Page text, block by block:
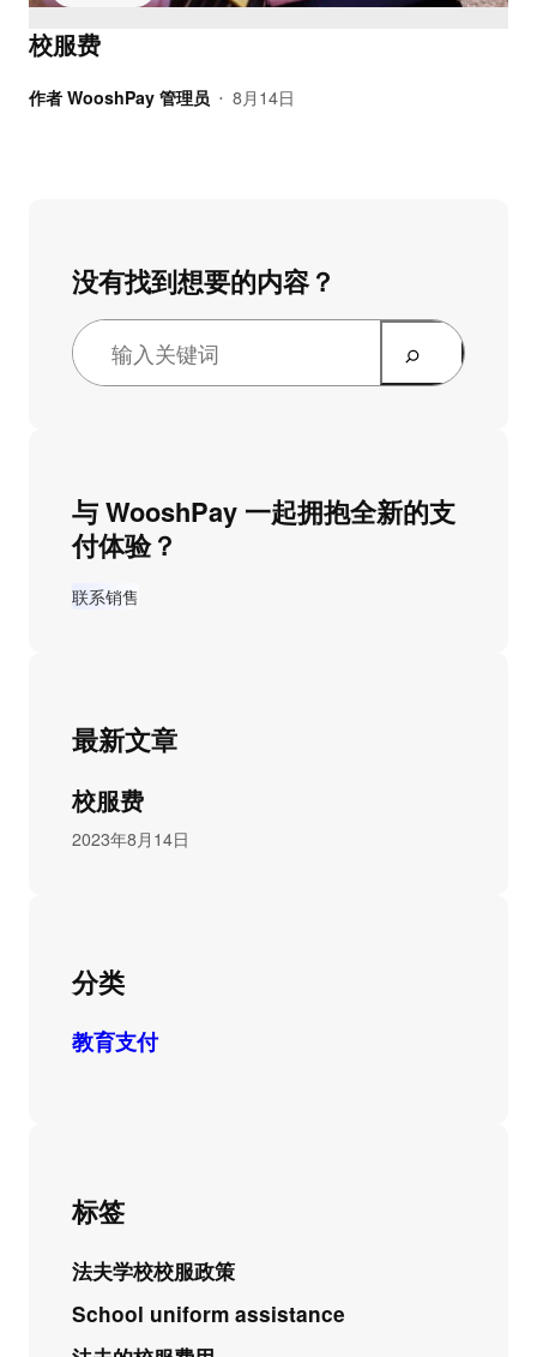
校服费
作者 WooshPay 管理员 • 8月14日
没有找到想要的内容？
与 WooshPay 一起拥抱全新的支
付体验？
联系销售
最新文章
校服费
2023年8月14日
分类
教育支付
标签
法夫学校校服政策
School uniform assistance